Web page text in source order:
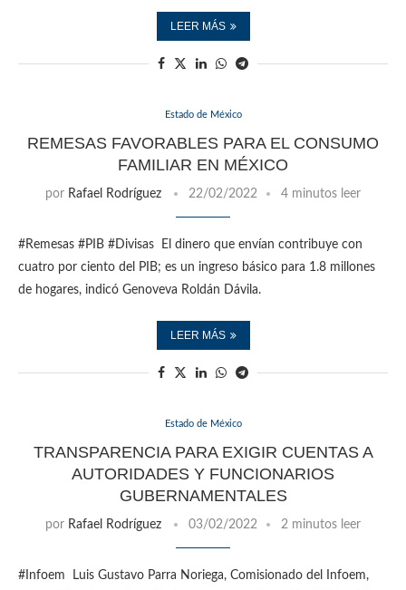
LEER MÁS
Estado de México
REMESAS FAVORABLES PARA EL CONSUMO
FAMILIAR EN MÉXICO
por Rafael Rodríguez 22/02/2022 4 minutos leer
#Remesas #PIB #Divisas El dinero que envían contribuye con
cuatro por ciento del PIB; es un ingreso básico para 1.8 millones
de hogares, indicó Genoveva Roldán Dávila.
LEER MÁS
Estado de México
TRANSPARENCIA PARA EXIGIR CUENTAS A
AUTORIDADES Y FUNCIONARIOS
GUBERNAMENTALES
por Rafael Rodríguez 03/02/2022 2 minutos leer
#Infoem Luis Gustavo Parra Noriega, Comisionado del Infoem,